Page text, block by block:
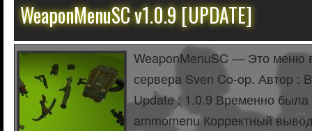
WeaponMenuSC v1.0.9 [UPDATE]
WeaponMenuSC — Это меню
сервера Sven Co-op. Автор :
Update : 1.0.9 Временно
ammomenu Корректный